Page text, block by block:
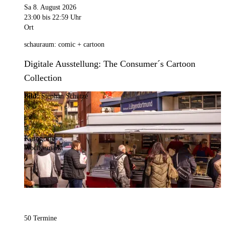
Sa 8. August 2026
23:00 bis 22:59 Uhr
Ort
schauraum: comic + cartoon
Digitale Ausstellung: The Consumer´s Cartoon
Collection
Bild:Stephan Schütze
Kategorie
Wochenmarkt
50 Termine